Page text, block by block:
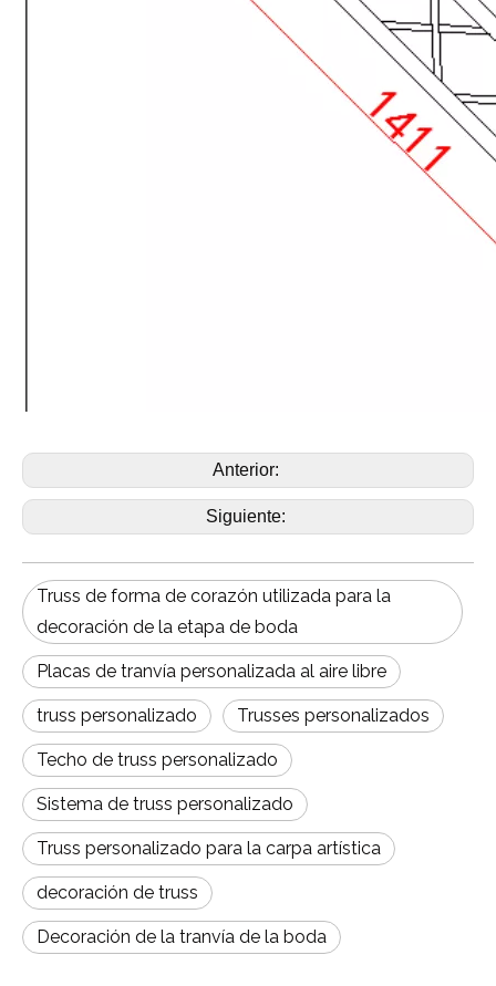
Anterior:
Siguiente:
Truss de forma de corazón utilizada para la
decoración de la etapa de boda
Placas de tranvía personalizada al aire libre
truss personalizado Trusses personalizados
Techo de truss personalizado
Sistema de truss personalizado
Truss personalizado para la carpa artística
decoración de truss
Decoración de la tranvía de la boda